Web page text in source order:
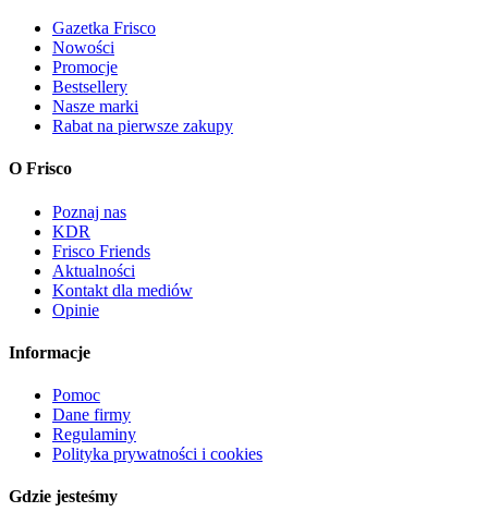
Gazetka Frisco
Nowości
Promocje
Bestsellery
Nasze marki
Rabat na pierwsze zakupy
O Frisco
Poznaj nas
KDR
Frisco Friends
Aktualności
Kontakt dla mediów
Opinie
Informacje
Pomoc
Dane firmy
Regulaminy
Polityka prywatności i cookies
Gdzie jesteśmy